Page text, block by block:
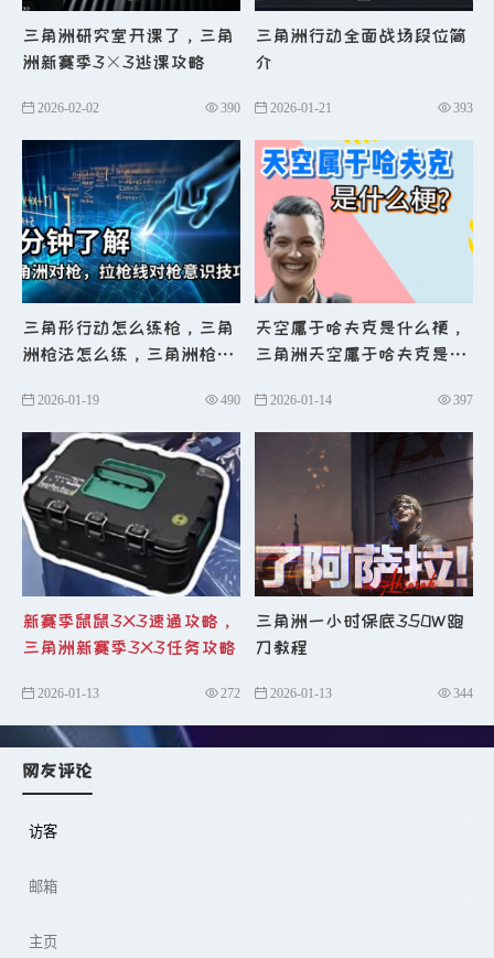
l对游戏制作组的改进建议
n一、重做曝光系统
系统，解决室内看室外过曝问题；第
二，修复人物异常高亮的bug。
n二、优化光影对比 去除杂光与反
光，缩小画面中亮部与暗部之间的差
距。
n三、开放色彩调节选项 开放伽马
值和色彩设置，或提供官方滤镜。
n色彩校正的实际体验 视频呈现可
能发灰发白，但因使用TN屏幕本身色
彩趋于正常。
n游戏内置滤镜的优势 通过修改colo
r me和伽马值可在不损失帧数的前提
下实现类似滤镜效果，无需依赖外部
工具。
l最终立场与诉求
若制作组无意改进画面效果，则应一
刀切屏蔽所有CFG文件修改。
n
技术上极为简单；CFG本身不能突破
三角洲研究室开课了，三角
洲新赛季3×3逃课攻略
2026-02-02 390
三角洲行动全面战场段位简
介
2026-01-21 393
三角形行动怎么练枪，三角
洲枪法怎么练，三角洲枪法
2026-01-19 490
天空属于哈夫克是什么梗，
三角洲天空属于哈夫克是什
2026-01-14 397
新赛季鼠鼠3X3速通攻略，
三角洲新赛季3X3任务攻略
2026-01-13 272
三角洲一小时保底350W跑
刀教程
2026-01-13 344
网友评论